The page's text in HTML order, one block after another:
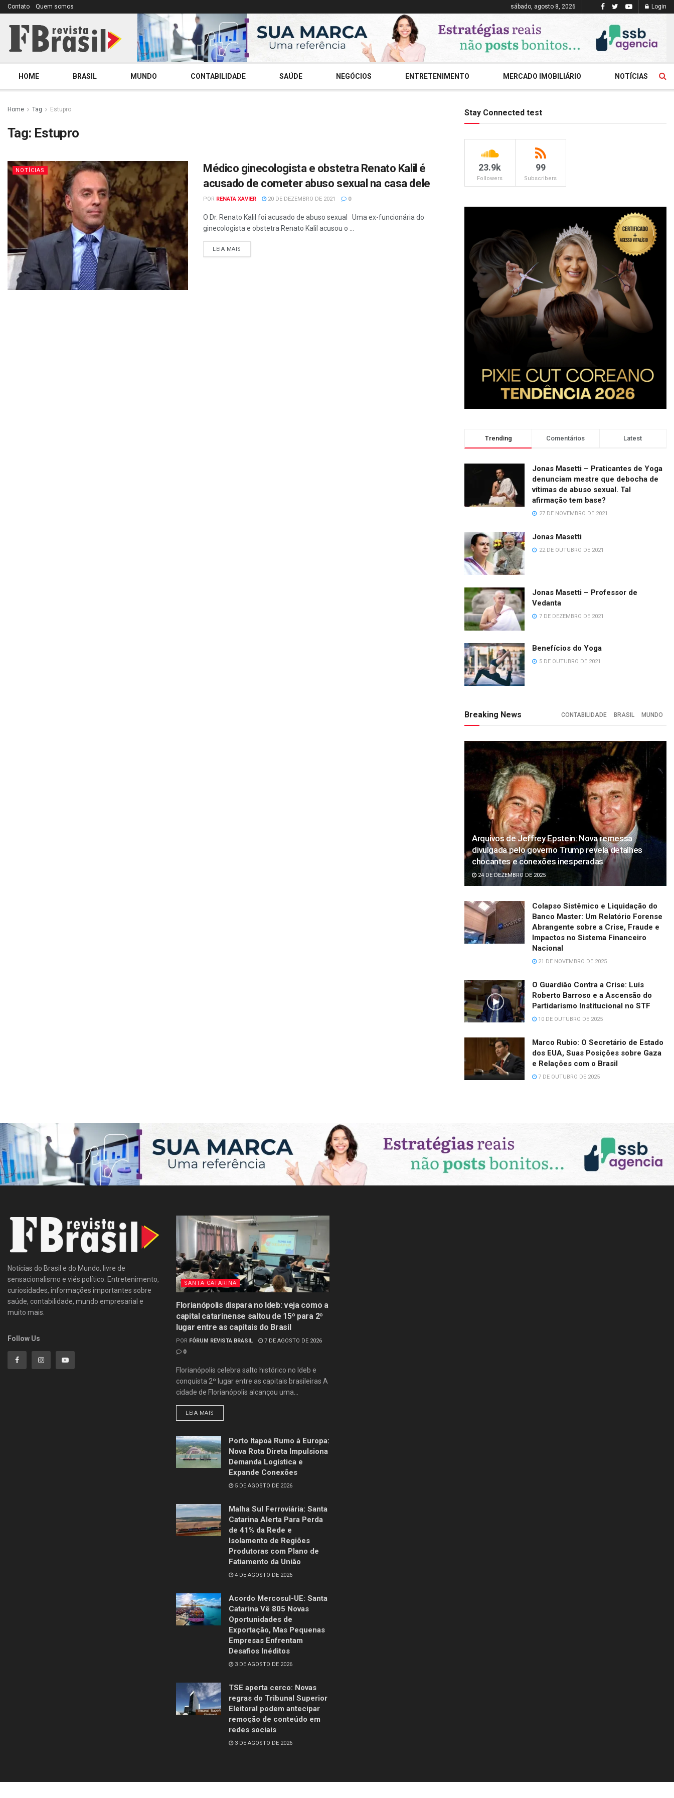
Contato Quem somos sábado, agosto 8, 2026 Login
HOME BRASIL MUNDO CONTABILIDADE SAÚDE NEGÓCIOS ENTRETENIMENTO MERCADO IMOBILIÁRIO NOTÍCIAS
Home Tag Estupro
Tag: Estupro
NOTÍCIAS
Médico ginecologista e obstetra Renato Kalil é
acusado de cometer abuso sexual na casa dele
POR RENATA XAVIER 20 DE DEZEMBRO DE 2021 0
O Dr. Renato Kalil foi acusado de abuso sexual Uma ex-funcionária do
ginecologista e obstetra Renato Kalil acusou o ...
LEIA MAIS
Stay Connected test
23.9k
Followers
99
Subscribers
Trending Comentários Latest
Jonas Masetti – Praticantes de Yoga
denunciam mestre que debocha de
vítimas de abuso sexual. Tal
afirmação tem base?
27 DE NOVEMBRO DE 2021
Jonas Masetti
22 DE OUTUBRO DE 2021
Jonas Masetti – Professor de
Vedanta
7 DE DEZEMBRO DE 2021
Benefícios do Yoga
5 DE OUTUBRO DE 2021
Breaking News CONTABILIDADE BRASIL MUNDO
Arquivos de Jeffrey Epstein: Nova remessa
divulgada pelo governo Trump revela detalhes
chocantes e conexões inesperadas
24 DE DEZEMBRO DE 2025
Colapso Sistêmico e Liquidação do
Banco Master: Um Relatório Forense
Abrangente sobre a Crise, Fraude e
Impactos no Sistema Financeiro
Nacional
21 DE NOVEMBRO DE 2025
O Guardião Contra a Crise: Luís
Roberto Barroso e a Ascensão do
Partidarismo Institucional no STF
10 DE OUTUBRO DE 2025
Marco Rubio: O Secretário de Estado
dos EUA, Suas Posições sobre Gaza
e Relações com o Brasil
7 DE OUTUBRO DE 2025
Notícias do Brasil e do Mundo, livre de
sensacionalismo e viés político. Entretenimento,
curiosidades, informações importantes sobre
saúde, contabilidade, mundo empresarial e
muito mais.
Follow Us
SANTA CATARINA
Florianópolis dispara no Ideb: veja como a
capital catarinense saltou de 15º para 2º
lugar entre as capitais do Brasil
POR FÓRUM REVISTA BRASIL
7 DE AGOSTO DE 2026
0
Florianópolis celebra salto histórico no Ideb e
conquista 2º lugar entre as capitais brasileiras A
cidade de Florianópolis alcançou uma...
LEIA MAIS
Porto Itapoá Rumo à Europa:
Nova Rota Direta Impulsiona
Demanda Logística e
Expande Conexões
5 DE AGOSTO DE 2026
Malha Sul Ferroviária: Santa
Catarina Alerta Para Perda
de 41% da Rede e
Isolamento de Regiões
Produtoras com Plano de
Fatiamento da União
4 DE AGOSTO DE 2026
Acordo Mercosul-UE: Santa
Catarina Vê 805 Novas
Oportunidades de
Exportação, Mas Pequenas
Empresas Enfrentam
Desafios Inéditos
3 DE AGOSTO DE 2026
TSE aperta cerco: Novas
regras do Tribunal Superior
Eleitoral podem antecipar
remoção de conteúdo em
redes sociais
3 DE AGOSTO DE 2026